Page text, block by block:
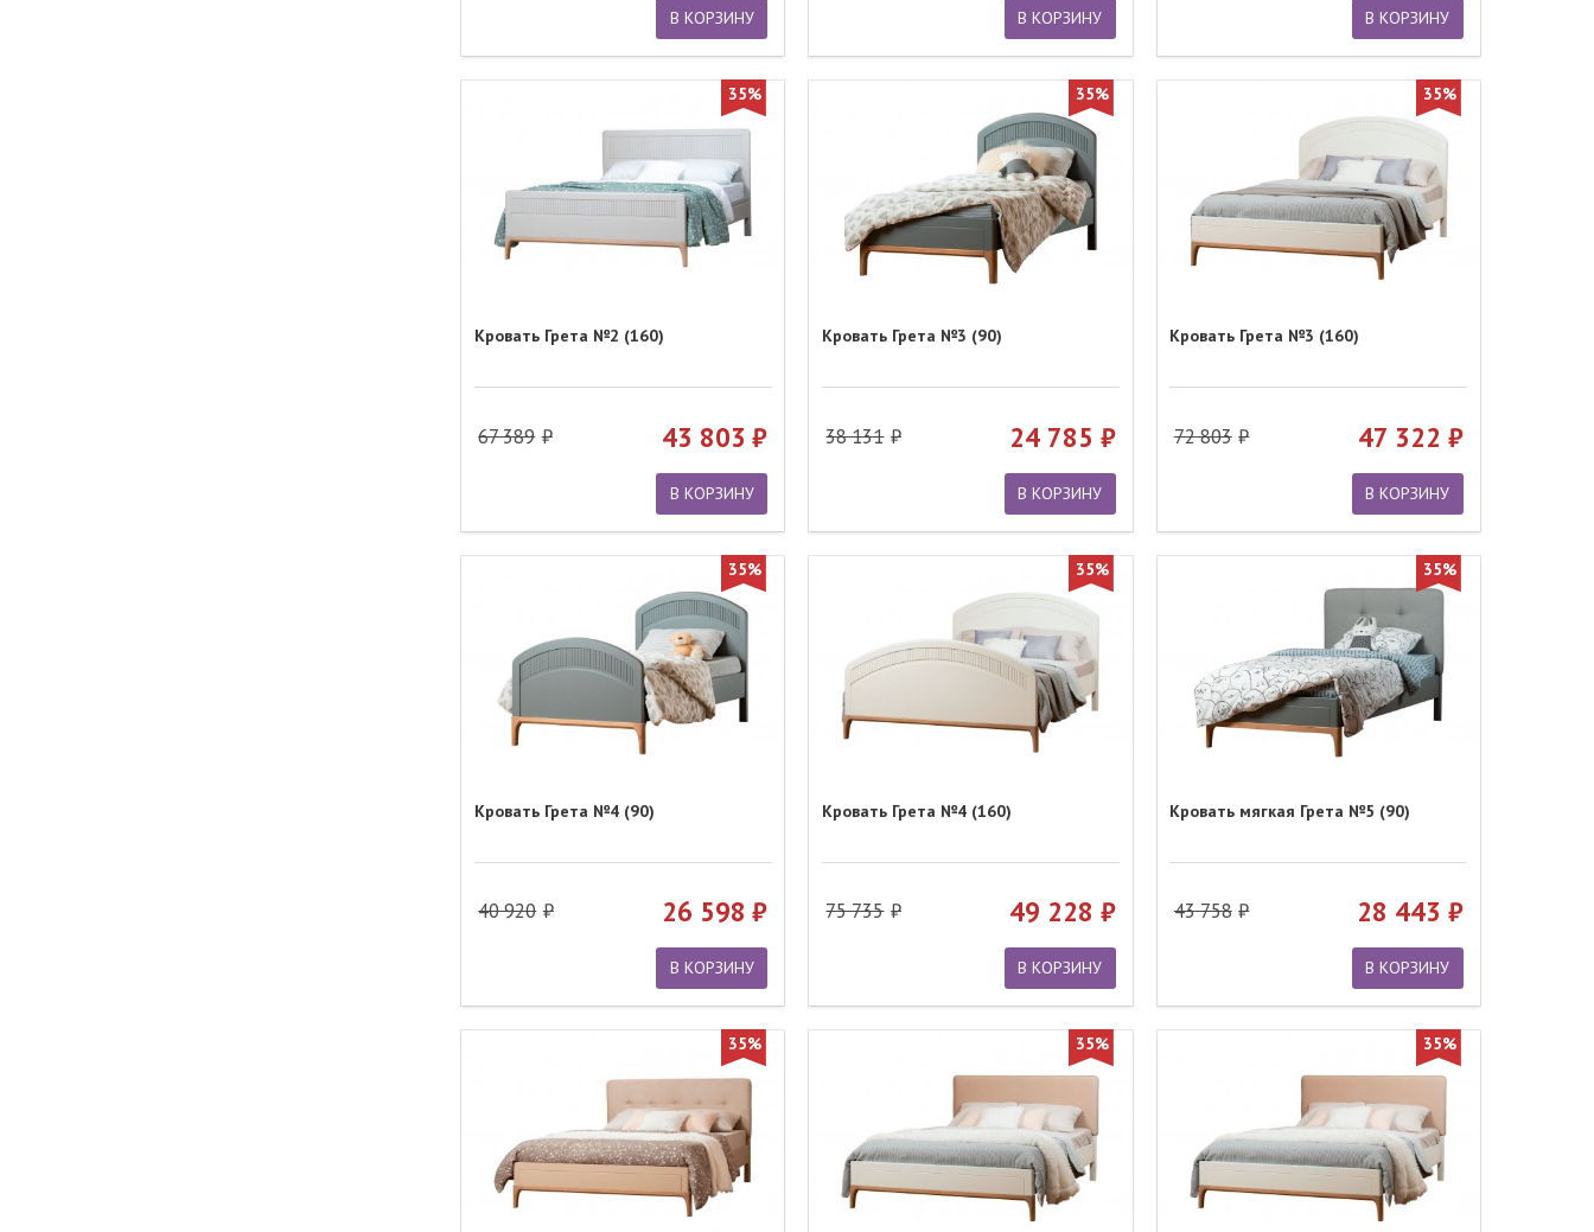
В КОРЗИНУ В КОРЗИНУ В КОРЗИНУ
35%
Кровать Грета №2 (160)
67 389 43 803
В КОРЗИНУ
35%
Кровать Грета №3 (90)
38 131 24 785
В КОРЗИНУ
35%
Кровать Грета №3 (160)
72 803 47 322
В КОРЗИНУ
35%
Кровать Грета №4 (90)
40 920 26 598
В КОРЗИНУ
35%
Кровать Грета №4 (160)
75 735 49 228
В КОРЗИНУ
35%
Кровать мягкая Грета №5 (90)
43 758 28 443
В КОРЗИНУ
35% 35% 35%